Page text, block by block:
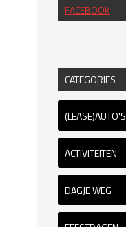
FACEBOOK
CATEGORIES
(LEASE)AUTO'S
ACTIVITEITEN
DAGJE WEG